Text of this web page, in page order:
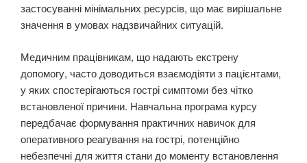
застосуванні мінімальних ресурсів, що має вирішальне
значення в умовах надзвичайних ситуацій.
Медичним працівникам, що надають екстрену
допомогу, часто доводиться взаємодіяти з пацієнтами,
у яких спостерігаються гострі симптоми без чітко
встановленої причини. Навчальна програма курсу
передбачає формування практичних навичок для
оперативного реагування на гострі, потенційно
небезпечні для життя стани до моменту встановлення